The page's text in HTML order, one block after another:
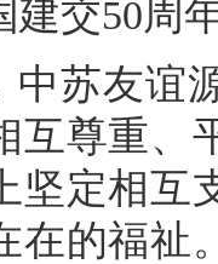
建交50周
中苏友谊
互尊重、
坚定相互
在的福祉